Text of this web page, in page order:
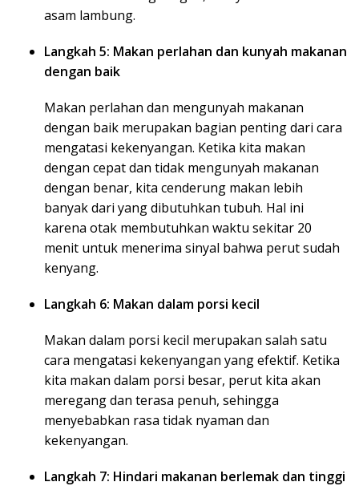
asam lambung.
Langkah 5: Makan perlahan dan kunyah makanan
dengan baik
Makan perlahan dan mengunyah makanan
dengan baik merupakan bagian penting dari cara
mengatasi kekenyangan. Ketika kita makan
dengan cepat dan tidak mengunyah makanan
dengan benar, kita cenderung makan lebih
banyak dari yang dibutuhkan tubuh. Hal ini
karena otak membutuhkan waktu sekitar 20
menit untuk menerima sinyal bahwa perut sudah
kenyang.
Langkah 6: Makan dalam porsi kecil
Makan dalam porsi kecil merupakan salah satu
cara mengatasi kekenyangan yang efektif. Ketika
kita makan dalam porsi besar, perut kita akan
meregang dan terasa penuh, sehingga
menyebabkan rasa tidak nyaman dan
kekenyangan.
Langkah 7: Hindari makanan berlemak dan tinggi